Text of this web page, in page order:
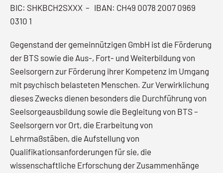
BIC: SHKBCH2SXXX – IBAN: CH49 0078 2007 0969
0310 1
Gegenstand der gemeinnützigen GmbH ist die Förderung
der BTS sowie die Aus-, Fort- und Weiterbildung von
Seelsorgern zur Förderung ihrer Kompetenz im Umgang
mit psychisch belasteten Menschen. Zur Verwirklichung
dieses Zwecks dienen besonders die Durchführung von
Seelsorgeausbildung sowie die Begleitung von BTS –
Seelsorgern vor Ort, die Erarbeitung von
Lehrmaßstäben, die Aufstellung von
Qualifikationsanforderungen für sie, die
wissenschaftliche Erforschung der Zusammenhänge